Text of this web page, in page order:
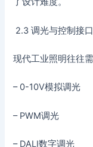
2.3 调光与控制接口
现代工业照明往往
– 0-10V模拟调光
– PWM调光
– DALI数字调光